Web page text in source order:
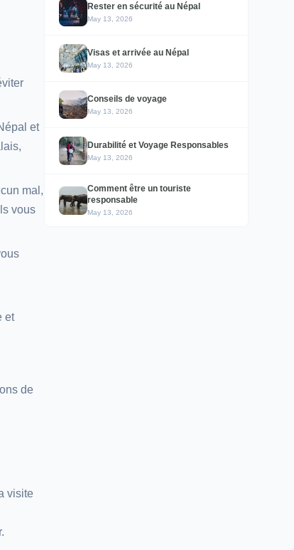
et
mal,
vous
et
de
visite
Rester en sécurité au Népal
May 13, 2026
Visas et arrivée au Népal
May 13, 2026
Conseils de voyage
May 13, 2026
Durabilité et Voyage Responsables
May 13, 2026
Comment être un touriste
responsable
May 13, 2026